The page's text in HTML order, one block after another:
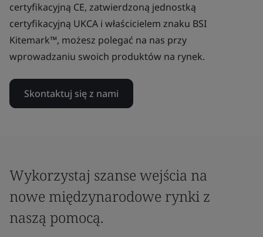
certyfikacyjną CE, zatwierdzoną jednostką
certyfikacyjną UKCA i właścicielem znaku BSI
Kitemark™, możesz polegać na nas przy
wprowadzaniu swoich produktów na rynek.
Skontaktuj się z nami
Wykorzystaj szanse wejścia na
nowe międzynarodowe rynki z
naszą pomocą.